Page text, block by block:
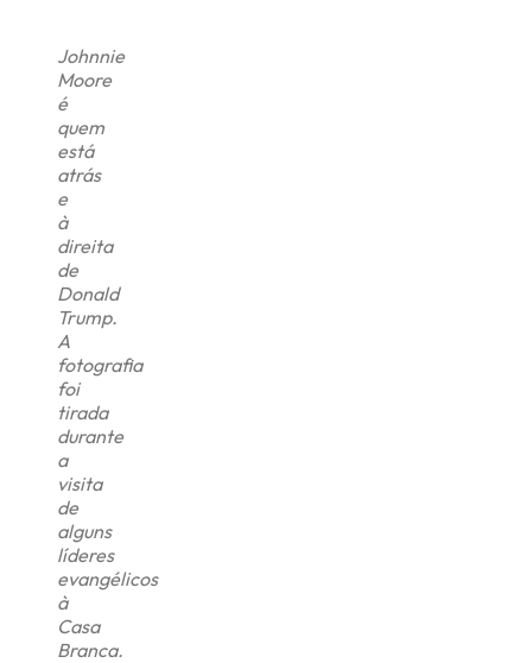
Johnnie
Moore
é
quem
está
atrás
e
à
direita
de
Donald
Trump.
A
fotografia
foi
tirada
durante
a
visita
de
alguns
líderes
evangélicos
à
Casa
Branca.